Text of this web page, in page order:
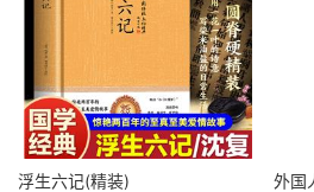
浮生六记(精装) 外国